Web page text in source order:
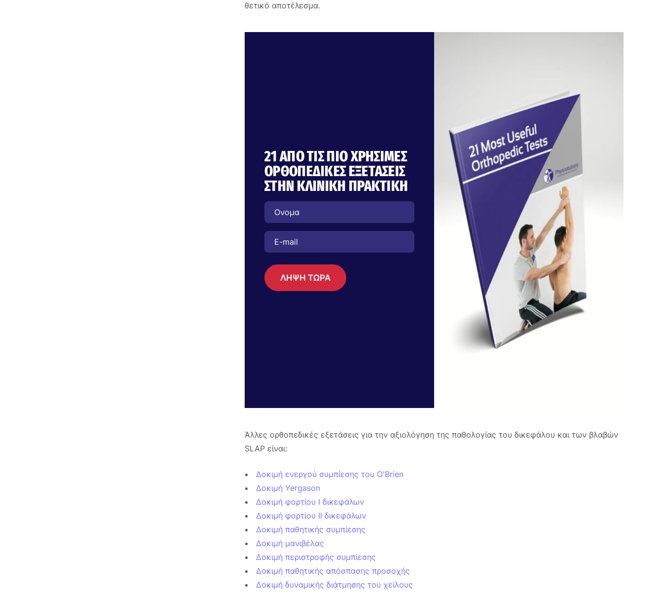
θετικό αποτέλεσμα.
21 ΑΠΌ ΤΙΣ ΠΙΟ ΧΡΉΣΙΜΕΣ
ΟΡΘΟΠΕΔΙΚΈΣ ΕΞΕΤΆΣΕΙΣ
ΣΤΗΝ ΚΛΙΝΙΚΉ ΠΡΑΚΤΙΚΉ
ΛΗΨΗ ΤΩΡΑ
Άλλες ορθοπεδικές εξετάσεις για την αξιολόγηση της παθολογίας του δικεφάλου και των βλαβών
SLAP είναι:
Δοκιμή ενεργού συμπίεσης του O'Brien
Δοκιμή Yergason
Δοκιμή φορτίου I δικεφάλων
Δοκιμή φορτίου II δικεφάλων
Δοκιμή παθητικής συμπίεσης
Δοκιμή μανιβέλας
Δοκιμή περιστροφής συμπίεσης
Δοκιμή παθητικής απόσπασης προσοχής
Δοκιμή δυναμικής διάτμησης του χείλους